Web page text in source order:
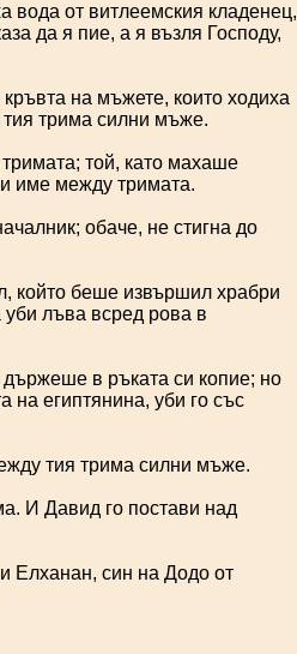
вода от витлеемския кладенец,
да я пие, а я възля Господу,
на мъжете, които ходиха
тия трима силни мъже.
той, като махаше
име между тримата.
обаче, не стигна до
който беше извършил храбри
лъва всред рова в
държеше в ръката си копие; но
на египтянина, уби го със
тия трима силни мъже.
И Давид го постави над
Елханан, син на Додо от